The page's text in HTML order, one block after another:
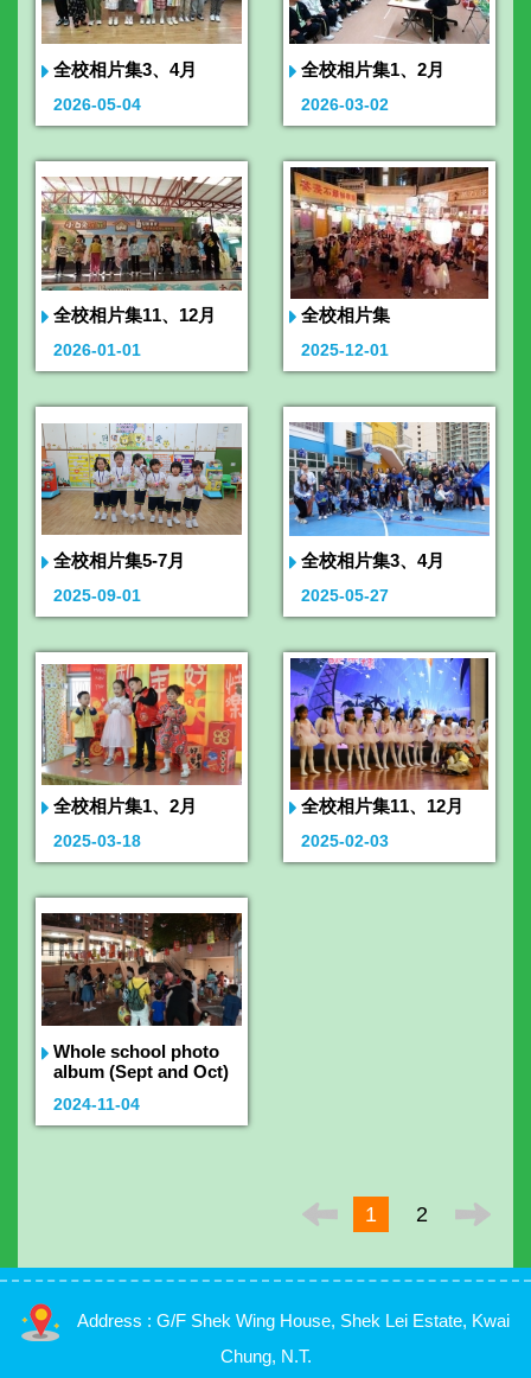
全校相片集3、4月
2026-05-04
全校相片集1、2月
2026-03-02
全校相片集11、12月
2026-01-01
全校相片集
2025-12-01
全校相片集5-7月
2025-09-01
全校相片集3、4月
2025-05-27
全校相片集1、2月
2025-03-18
全校相片集11、12月
2025-02-03
Whole school photo
album (Sept and Oct)
2024-11-04
1 2
Address : G/F Shek Wing House, Shek Lei Estate, Kwai
Chung, N.T.